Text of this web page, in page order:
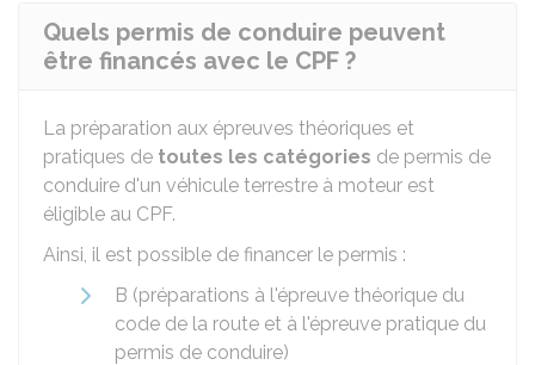
Quels permis de conduire peuvent
être financés avec le CPF ?
La préparation aux épreuves théoriques et
pratiques de toutes les catégories de permis de
conduire d'un véhicule terrestre à moteur est
éligible au CPF.
Ainsi, il est possible de financer le permis :
B (préparations à l'épreuve théorique du
code de la route et à l'épreuve pratique du
permis de conduire)